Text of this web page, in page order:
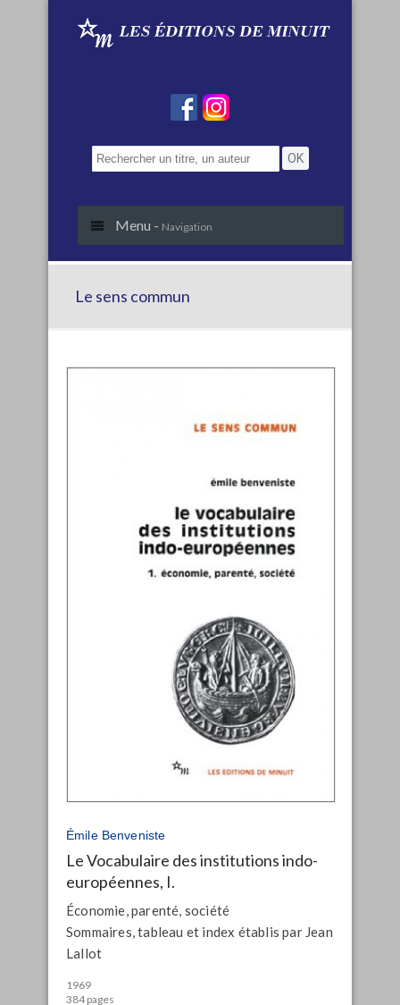
Menu - Navigation
Le sens commun
Émile Benveniste
Le Vocabulaire des institutions indo-
européennes, I.
Économie, parenté, société
Sommaires, tableau et index établis par Jean
Lallot
1969
384 pages